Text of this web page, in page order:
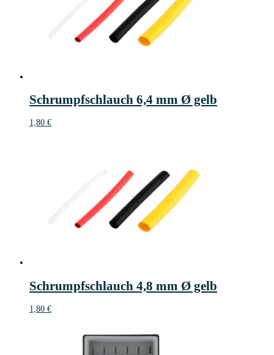
Schrumpfschlauch 6,4 mm Ø gelb
1,80 €
Schrumpfschlauch 4,8 mm Ø gelb
1,80 €